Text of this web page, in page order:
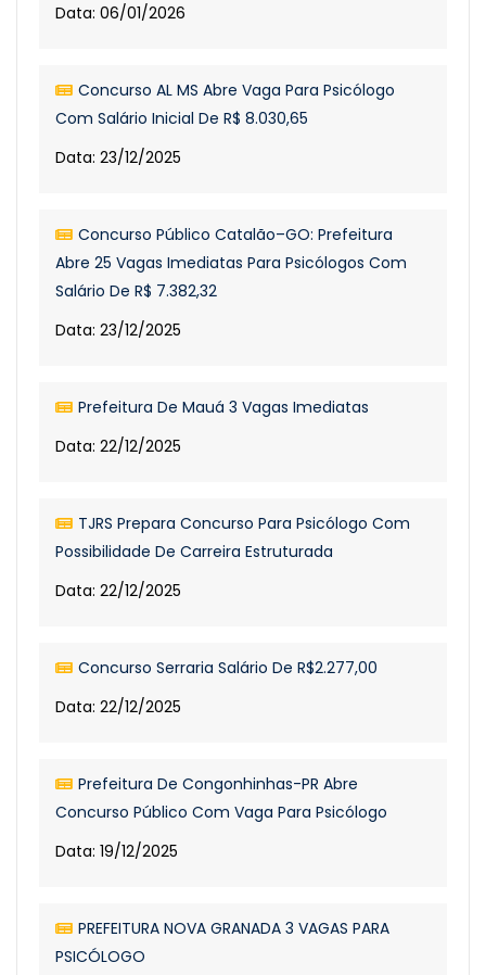
Data: 06/01/2026
Concurso AL MS Abre Vaga Para Psicólogo
Com Salário Inicial De R$ 8.030,65
Data: 23/12/2025
Concurso Público Catalão–GO: Prefeitura
Abre 25 Vagas Imediatas Para Psicólogos Com
Salário De R$ 7.382,32
Data: 23/12/2025
Prefeitura De Mauá 3 Vagas Imediatas
Data: 22/12/2025
TJRS Prepara Concurso Para Psicólogo Com
Possibilidade De Carreira Estruturada
Data: 22/12/2025
Concurso Serraria Salário De R$2.277,00
Data: 22/12/2025
Prefeitura De Congonhinhas-PR Abre
Concurso Público Com Vaga Para Psicólogo
Data: 19/12/2025
PREFEITURA NOVA GRANADA 3 VAGAS PARA
PSICÓLOGO